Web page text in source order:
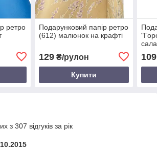
ретро
Подарунковий папір ретро
(612) малюнок на крафті
129₴/рулон
Купити
109
з 307 відгуків за рік